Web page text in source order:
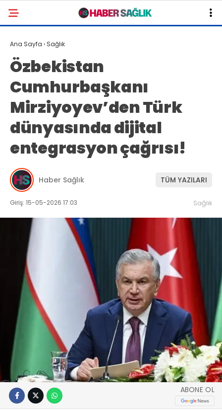
Ana Sayfa › Sağlık
Özbekistan
Cumhurbaşkanı
Mirziyoyev’den Türk
dünyasında dijital
entegrasyon çağrısı!
Haber Sağlık TÜM YAZILARI
Giriş: 15-05-2026 17:03 Sağlık
ABONE OL